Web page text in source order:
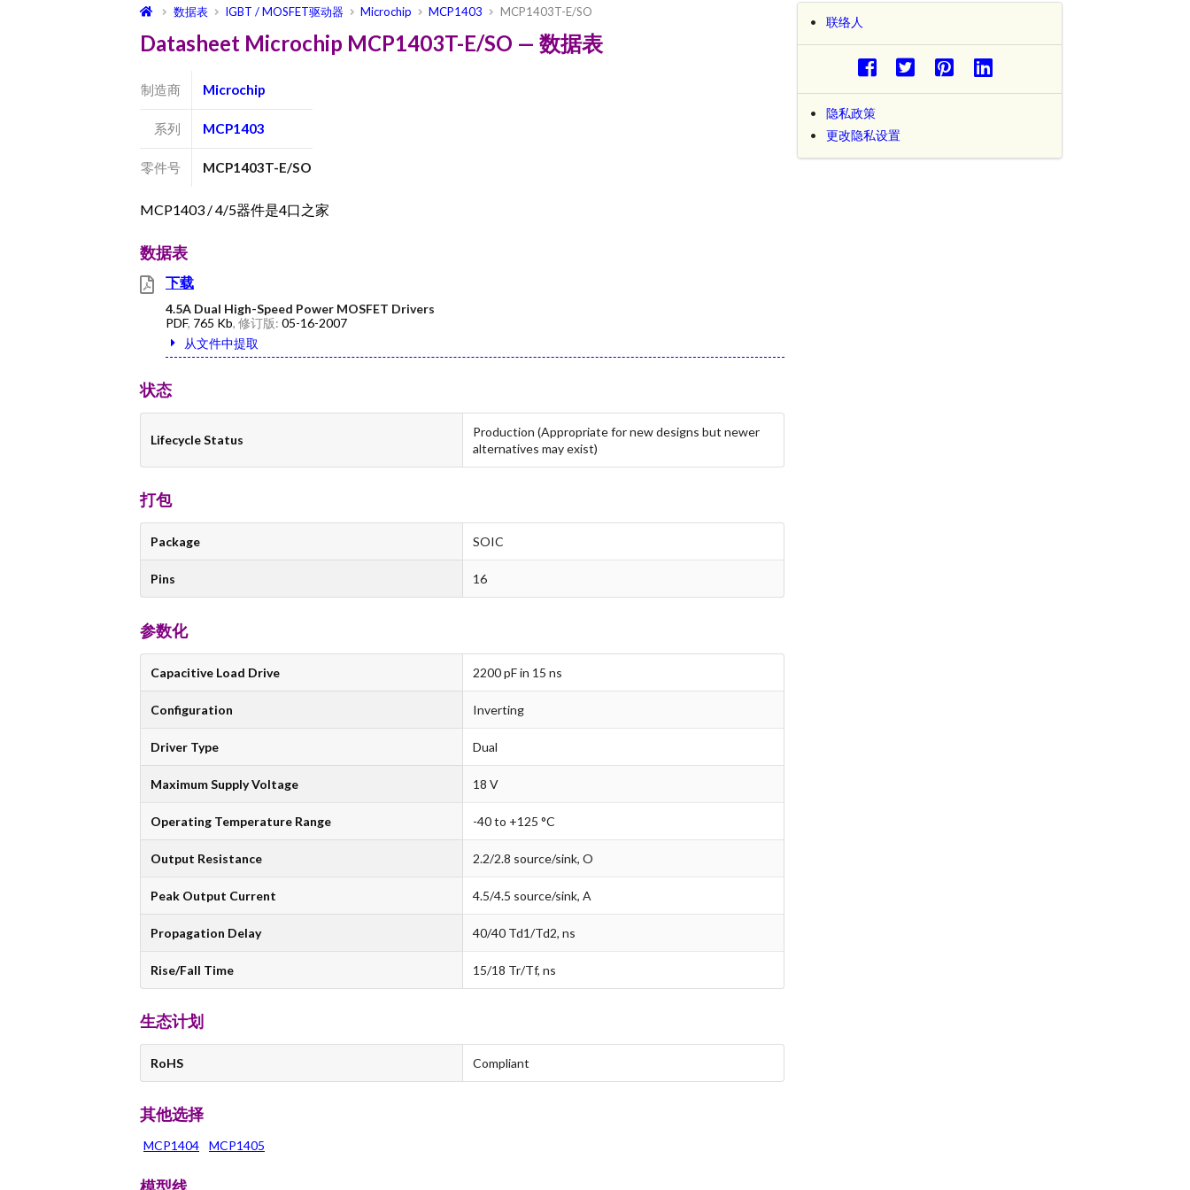
数据表 IGBT / MOSFET驱动器 Microchip MCP1403 MCP1403T-E/SO
Datasheet Microchip MCP1403T-E/SO — 数据表
制造商 Microchip
系列 MCP1403
零件号 MCP1403T-E/SO
MCP1403 / 4/5器件是4口之家
数据表
下载
4.5A Dual High-Speed Power MOSFET Drivers
PDF, 765 Kb, 修订版: 05-16-2007
从文件中提取
状态
Lifecycle Status
Production (Appropriate for new designs but newer
alternatives may exist)
打包
Package SOIC
Pins 16
参数化
Capacitive Load Drive 2200 pF in 15 ns
Configuration Inverting
Driver Type Dual
Maximum Supply Voltage 18 V
Operating Temperature Range -40 to +125 °C
Output Resistance 2.2/2.8 source/sink, O
Peak Output Current 4.5/4.5 source/sink, A
Propagation Delay 40/40 Td1/Td2, ns
Rise/Fall Time 15/18 Tr/Tf, ns
生态计划
RoHS Compliant
其他选择
MCP1404 MCP1405
联络人
隐私政策
更改隐私设置